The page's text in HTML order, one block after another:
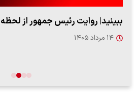
ببینید| روایت رئیس جمهور از
۱۴ مرداد ۱۴۰۵